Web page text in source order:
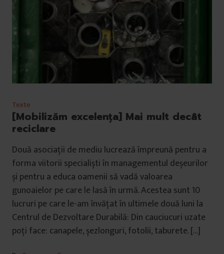
Texte
[Mobilizăm excelența] Mai mult decât
reciclare
Două asociații de mediu lucrează împreună pentru a
forma viitorii specialiști în managementul deșeurilor
și pentru a educa oamenii să vadă valoarea
gunoaielor pe care le lasă în urmă. Acestea sunt 10
lucruri pe care le-am învățat în ultimele două luni la
Centrul de Dezvoltare Durabilă: Din cauciucuri uzate
poți face: canapele, șezlonguri, fotolii, taburete. […]